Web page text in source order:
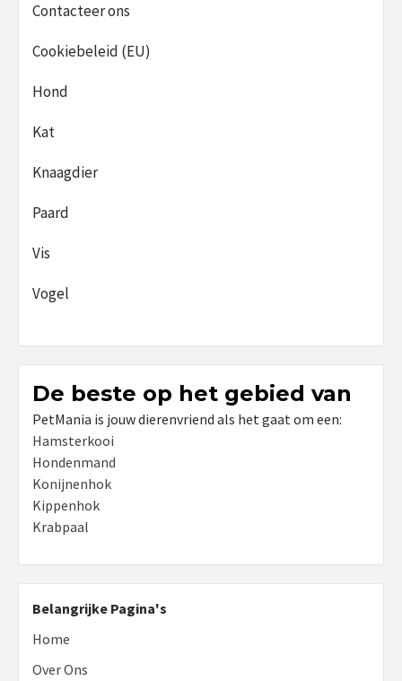
Contacteer ons
Cookiebeleid (EU)
Hond
Kat
Knaagdier
Paard
Vis
Vogel
De beste op het gebied van
PetMania is jouw dierenvriend als het gaat om een:
Hamsterkooi
Hondenmand
Konijnenhok
Kippenhok
Krabpaal
Belangrijke Pagina's
Home
Over Ons